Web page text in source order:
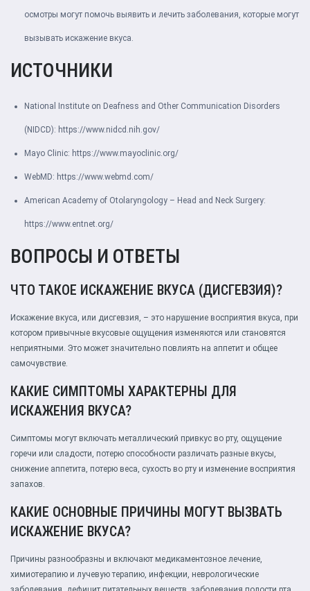
осмотры могут помочь выявить и лечить заболевания, которые могут
вызывать искажение вкуса.
ИСТОЧНИКИ
National Institute on Deafness and Other Communication Disorders
(NIDCD): https://www.nidcd.nih.gov/
Mayo Clinic: https://www.mayoclinic.org/
WebMD: https://www.webmd.com/
American Academy of Otolaryngology – Head and Neck Surgery:
https://www.entnet.org/
ВОПРОСЫ И ОТВЕТЫ
ЧТО ТАКОЕ ИСКАЖЕНИЕ ВКУСА (ДИСГЕВЗИЯ)?
Искажение вкуса, или дисгевзия, – это нарушение восприятия вкуса, при
котором привычные вкусовые ощущения изменяются или становятся
неприятными. Это может значительно повлиять на аппетит и общее
самочувствие.
КАКИЕ СИМПТОМЫ ХАРАКТЕРНЫ ДЛЯ
ИСКАЖЕНИЯ ВКУСА?
Симптомы могут включать металлический привкус во рту, ощущение
горечи или сладости, потерю способности различать разные вкусы,
снижение аппетита, потерю веса, сухость во рту и изменение восприятия
запахов.
КАКИЕ ОСНОВНЫЕ ПРИЧИНЫ МОГУТ ВЫЗВАТЬ
ИСКАЖЕНИЕ ВКУСА?
Причины разнообразны и включают медикаментозное лечение,
химиотерапию и лучевую терапию, инфекции, неврологические